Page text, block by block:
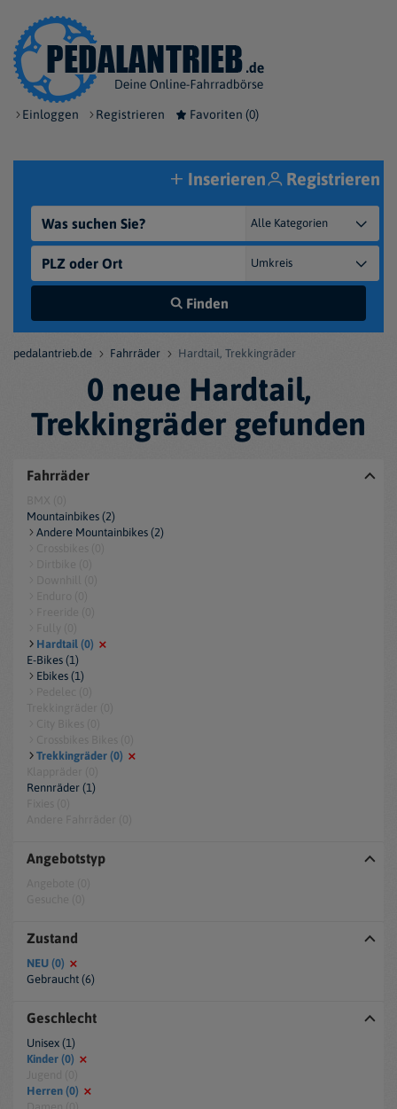
Einloggen Registrieren Favoriten (0)
Finden
Inserieren Registrieren
pedalantrieb.de Fahrräder Hardtail, Trekkingräder
0 neue Hardtail,
Trekkingräder gefunden
Fahrräder
Mountainbikes (2)
Andere Mountainbikes (2)
Hardtail (0)
E-Bikes (1)
Ebikes (1)
Trekkingräder (0)
Rennräder (1)
Angebotstyp
Zustand
NEU (0)
Gebraucht (6)
Geschlecht
Unisex (1)
Kinder (0)
Herren (0)